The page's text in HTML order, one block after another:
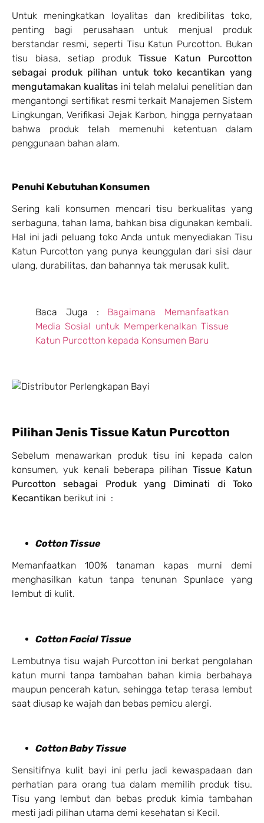
Untuk meningkatkan loyalitas dan kredibilitas toko,
penting bagi perusahaan untuk menjual produk
berstandar resmi, seperti Tisu Katun Purcotton. Bukan
tisu biasa, setiap produk Tissue Katun Purcotton
sebagai produk pilihan untuk toko kecantikan yang
mengutamakan kualitas ini telah melalui penelitian dan
mengantongi sertifikat resmi terkait Manajemen Sistem
Lingkungan, Verifikasi Jejak Karbon, hingga pernyataan
bahwa produk telah memenuhi ketentuan dalam
penggunaan bahan alam.
Penuhi Kebutuhan Konsumen
Sering kali konsumen mencari tisu berkualitas yang
serbaguna, tahan lama, bahkan bisa digunakan kembali.
Hal ini jadi peluang toko Anda untuk menyediakan Tisu
Katun Purcotton yang punya keunggulan dari sisi daur
ulang, durabilitas, dan bahannya tak merusak kulit.
Baca Juga : Bagaimana Memanfaatkan
Media Sosial untuk Memperkenalkan Tissue
Katun Purcotton kepada Konsumen Baru
Pilihan Jenis Tissue Katun Purcotton
Sebelum menawarkan produk tisu ini kepada calon
konsumen, yuk kenali beberapa pilihan Tissue Katun
Purcotton sebagai Produk yang Diminati di Toko
Kecantikan berikut ini :
Cotton Tissue
Memanfaatkan 100% tanaman kapas murni demi
menghasilkan katun tanpa tenunan Spunlace yang
lembut di kulit.
Cotton Facial Tissue
Lembutnya tisu wajah Purcotton ini berkat pengolahan
katun murni tanpa tambahan bahan kimia berbahaya
maupun pencerah katun, sehingga tetap terasa lembut
saat diusap ke wajah dan bebas pemicu alergi.
Cotton Baby Tissue
Sensitifnya kulit bayi ini perlu jadi kewaspadaan dan
perhatian para orang tua dalam memilih produk tisu.
Tisu yang lembut dan bebas produk kimia tambahan
mesti jadi pilihan utama demi kesehatan si Kecil.